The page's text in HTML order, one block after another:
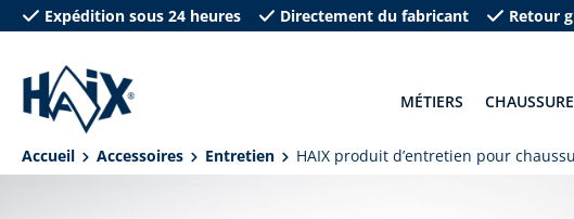
Passer à la navigation principale
Expédition sous 24 heures Directement du fabricant Retour
MÉTIERS
Accueil Accessoires Entretien HAIX produit d’entretien pour